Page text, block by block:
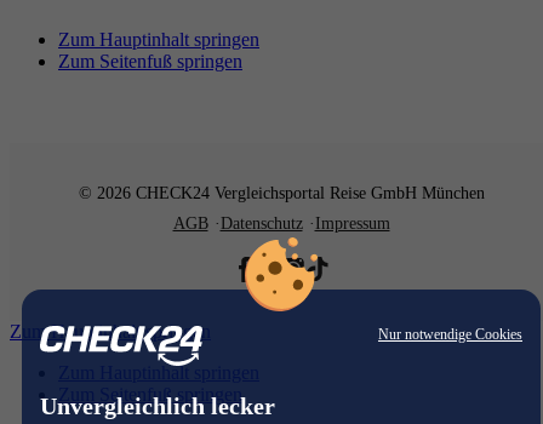
Nur notwendige Cookies
Unvergleichlich lecker
Zum Hauptinhalt springen
Zum Seitenfuß springen
© 2026 CHECK24 Vergleichsportal Reise GmbH München
AGB
Datenschutz Impressum
Zum Hauptinhalt springen
Zum Hauptinhalt springen
Zum Seitenfuß springen